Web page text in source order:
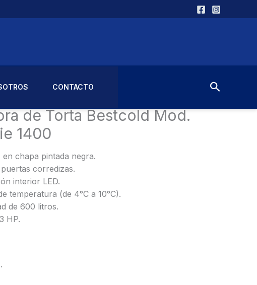
CONTACTO Buscar
/ Exhibidora de Torta Bestcold Mod. Patisserie 1400
de Torta Bestcold Mod.
1400
en chapa pintada negra.
corredizas.
interior LED.
temperatura (de 4°C a 10°C).
de 600 litros.
HP.